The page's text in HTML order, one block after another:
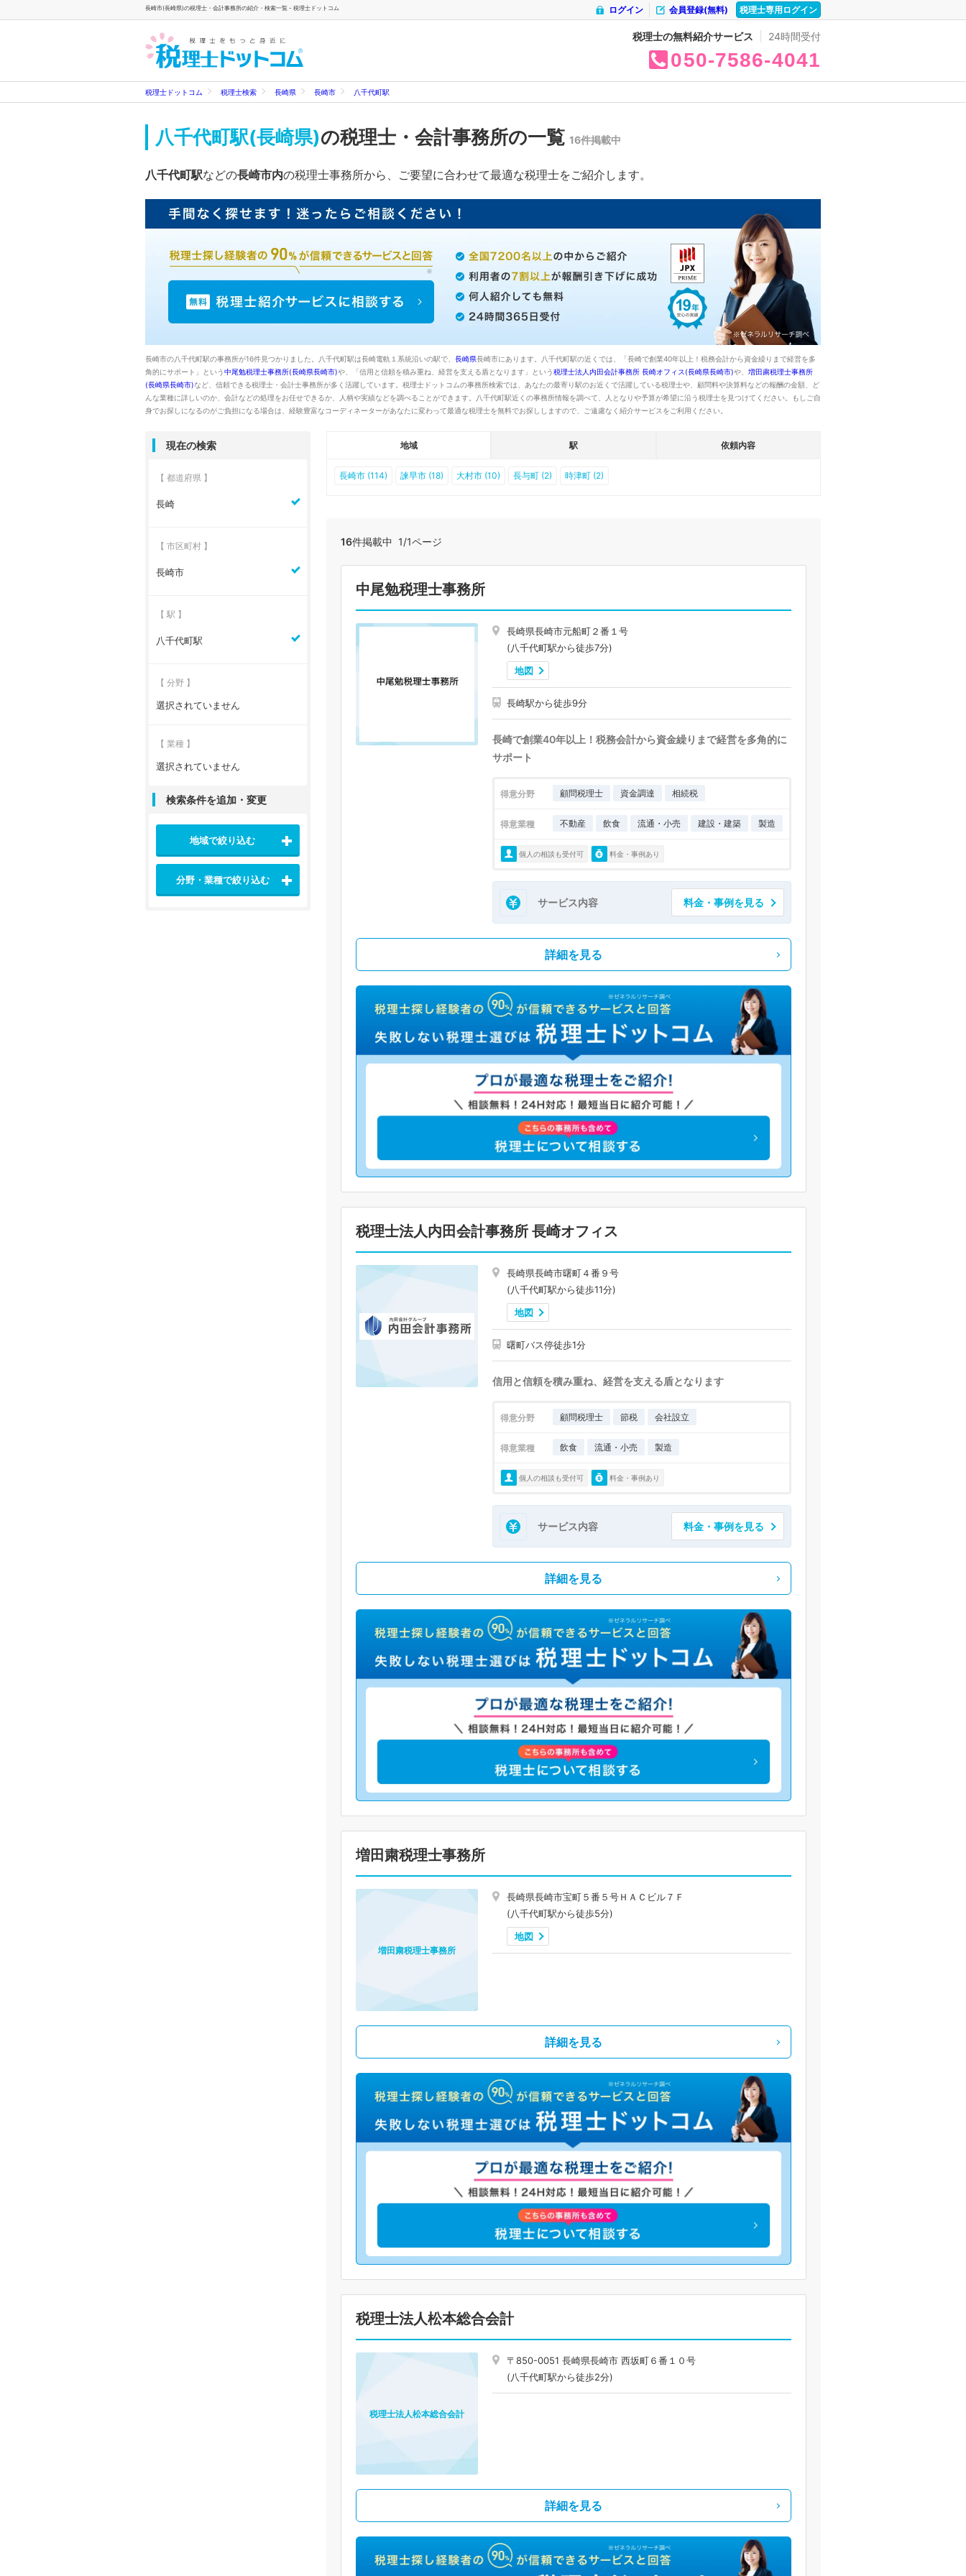
長崎市(長崎県)の税理士・会計事務所の紹介・検索一覧 - 税理士ドットコム 税理士専用ログイン
会員登録(無料)
ログイン
税理士の無料紹介サービス 24時間受付
050 7586 4041
税理士ドットコム 税理士検索 長崎県 長崎市 八千代町駅
八千代町駅(長崎県)の税理士・会計事務所の一覧 16件掲載中
八千代町駅などの長崎市内の税理士事務所から、ご要望に合わせて最適な税理士をご紹介します。
長崎市の八千代町駅の事務所が16件見つかりました。八千代町駅は長崎電軌１系統沿いの駅で、 長崎県長崎市にあります。八千代町駅の近くでは、「長崎で創業40年以上！税務会計から資金繰りまで経営を多
角的にサポート」という中尾勉税理士事務所(長崎県長崎市)や、「信用と信頼を積み重ね、経営を支える盾となります」という税理士法人内田会計事務所 長崎オフィス(長崎県長崎市)や、 増田粛税理士事務所
(長崎県長崎市)など、信頼できる税理士・会計士事務所が多く活躍しています。税理士ドットコムの事務所検索では、あなたの最寄り駅のお近くで活躍している税理士や、顧問料や決算料などの報酬の金額、ど
んな業種に詳しいのか、会計などの処理をお任せできるか、人柄や実績などを調べることができます。八千代町駅近くの事務所情報を調べて、人となりや予算が希望に沿う税理士を見つけてください。もしご自
身でお探しになるのがご負担になる場合は、経験豊富なコーディネーターがあなたに変わって最適な税理士を無料でお探ししますので、ご遠慮なく紹介サービスをご利用ください。
地域 駅 依頼内容
長崎市 (114) 諫早市 (18) 大村市 (10) 長与町 (2) 時津町 (2)
16件掲載中 1/1ページ
中尾勉税理士事務所
長崎県長崎市元船町２番１号
(八千代町駅から徒歩7分)
地図
長崎駅から徒歩9分
長崎で創業40年以上！税務会計から資金繰りまで経営を多角的に
サポート
得意分野 顧問税理士 資金調達 相続税
得意業種 不動産 飲食 流通・小売 建設・建築 製造
個人の相談も受付可 料金・事例あり
サービス内容 料金・事例を見る
詳細を見る
税理士法人内田会計事務所 長崎オフィス
長崎県長崎市曙町４番９号
(八千代町駅から徒歩11分)
地図
曙町バス停徒歩1分
信用と信頼を積み重ね、経営を支える盾となります
得意分野 顧問税理士 節税 会社設立
得意業種 飲食 流通・小売 製造
個人の相談も受付可 料金・事例あり
サービス内容 料金・事例を見る
詳細を見る
増田粛税理士事務所
長崎県長崎市宝町５番５号ＨＡＣビル７Ｆ
(八千代町駅から徒歩5分)
地図
増田粛税理士事務所
詳細を見る
税理士法人松本総合会計
〒850-0051 長崎県長崎市 西坂町６番１０号
(八千代町駅から徒歩2分)
税理士法人松本総合会計
詳細を見る
現在の検索
【 都道府県 】
長崎
【 市区町村 】
長崎市
【 駅 】
八千代町駅
【 分野 】
選択されていません
【 業種 】
選択されていません
検索条件を追加・変更
地域で絞り込む
分野・業種で絞り込む